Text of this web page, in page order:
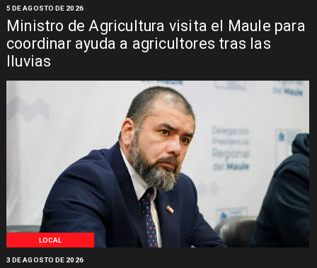
Ministro de Agricultura visita el Maule para
coordinar ayuda a agricultores tras las
lluvias
5 DE AGOSTO DE 2026
LOCAL
3 DE AGOSTO DE 2026